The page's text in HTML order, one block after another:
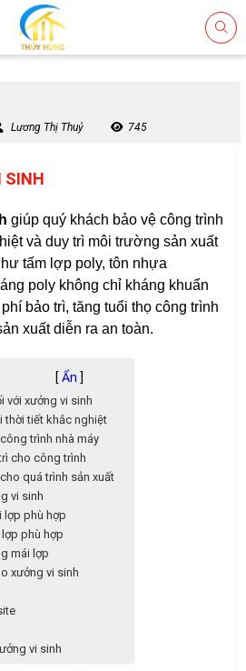
Lương Thị Thuỷ 745
SINH
giúp quý khách bảo vệ công trình
và duy trì môi trường sản xuất
tấm lợp poly, tôn nhựa
poly không chỉ kháng khuẩn
bảo trì, tăng tuổi thọ công trình
xuất diễn ra an toàn.
[ Ẩn ]
với xưởng vi sinh
thời tiết khắc nghiệt
trình nhà máy
cho công trình
quá trình sản xuất
vi sinh
lợp phù hợp
phù hợp
mái lợp
xưởng vi sinh
vi sinh